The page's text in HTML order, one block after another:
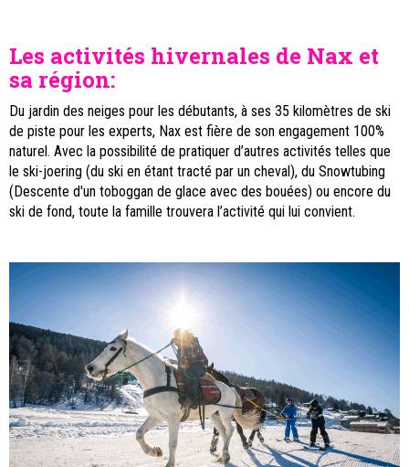
Les activités hivernales de Nax et
sa région:
Du jardin des neiges pour les débutants, à ses 35 kilomètres de ski
de piste pour les experts, Nax est fière de son engagement 100%
naturel. Avec la possibilité de pratiquer d’autres activités telles que
le ski-joering (du ski en étant tracté par un cheval), du Snowtubing
(Descente d'un toboggan de glace avec des bouées) ou encore du
ski de fond, toute la famille trouvera l’activité qui lui convient.